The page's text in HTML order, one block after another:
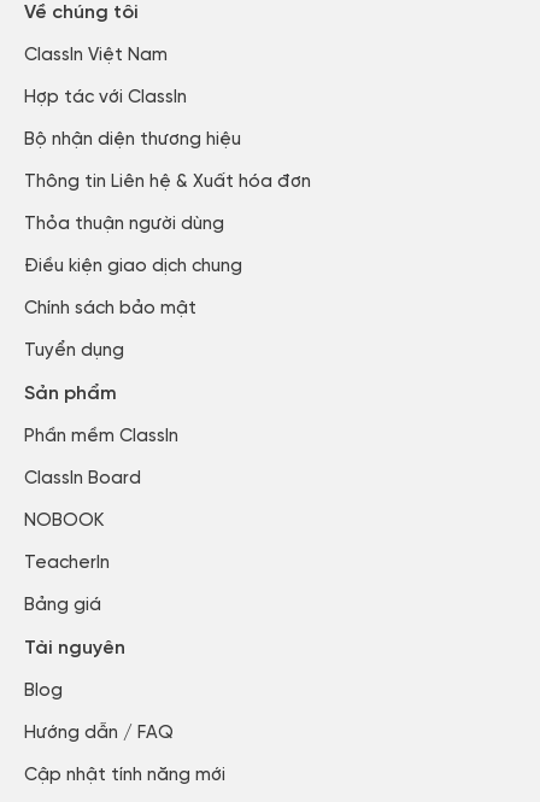
Về chúng tôi
ClassIn Việt Nam​
Hợp tác với ClassIn
Bộ nhận diện thương hiệu
Thông tin Liên hệ & Xuất hóa đơn​
Thỏa thuận người dùng​
Điều kiện giao dịch chung
Chính sách bảo mật​
Tuyển dụng​
Sản phẩm
Phần mềm ClassIn
ClassIn Board
NOBOOK
TeacherIn
Bảng giá
Tài nguyên
Blog​
Hướng dẫn / FAQ​
Cập nhật tính năng mới​